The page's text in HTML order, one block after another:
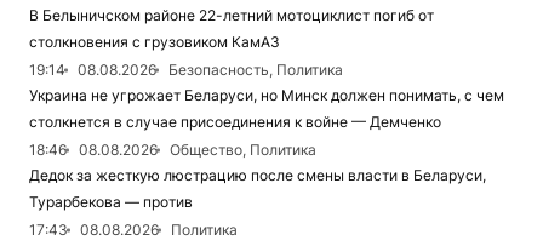
В Белыничском районе 22-летний мотоциклист погиб от
столкновения с грузовиком КамАЗ
19:14
08.08.2026
Безопасность, Политика
Украина не угрожает Беларуси, но Минск должен понимать, с чем
столкнется в случае присоединения к войне — Демченко
18:46
08.08.2026
Общество, Политика
Дедок за жесткую люстрацию после смены власти в Беларуси,
Турарбекова — против
17:43
08.08.2026
Политика